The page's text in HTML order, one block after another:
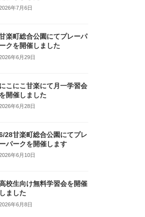
年7月6日
楽町総合公園にてプレーパ
ークを開催しました
年6月29日
にこにこ甘楽にて月一学習会
を開催しました
年6月28日
28甘楽町総合公園にてプレ
ーパークを開催します
年6月10日
校生向け無料学習会を開催
しました
年6月8日